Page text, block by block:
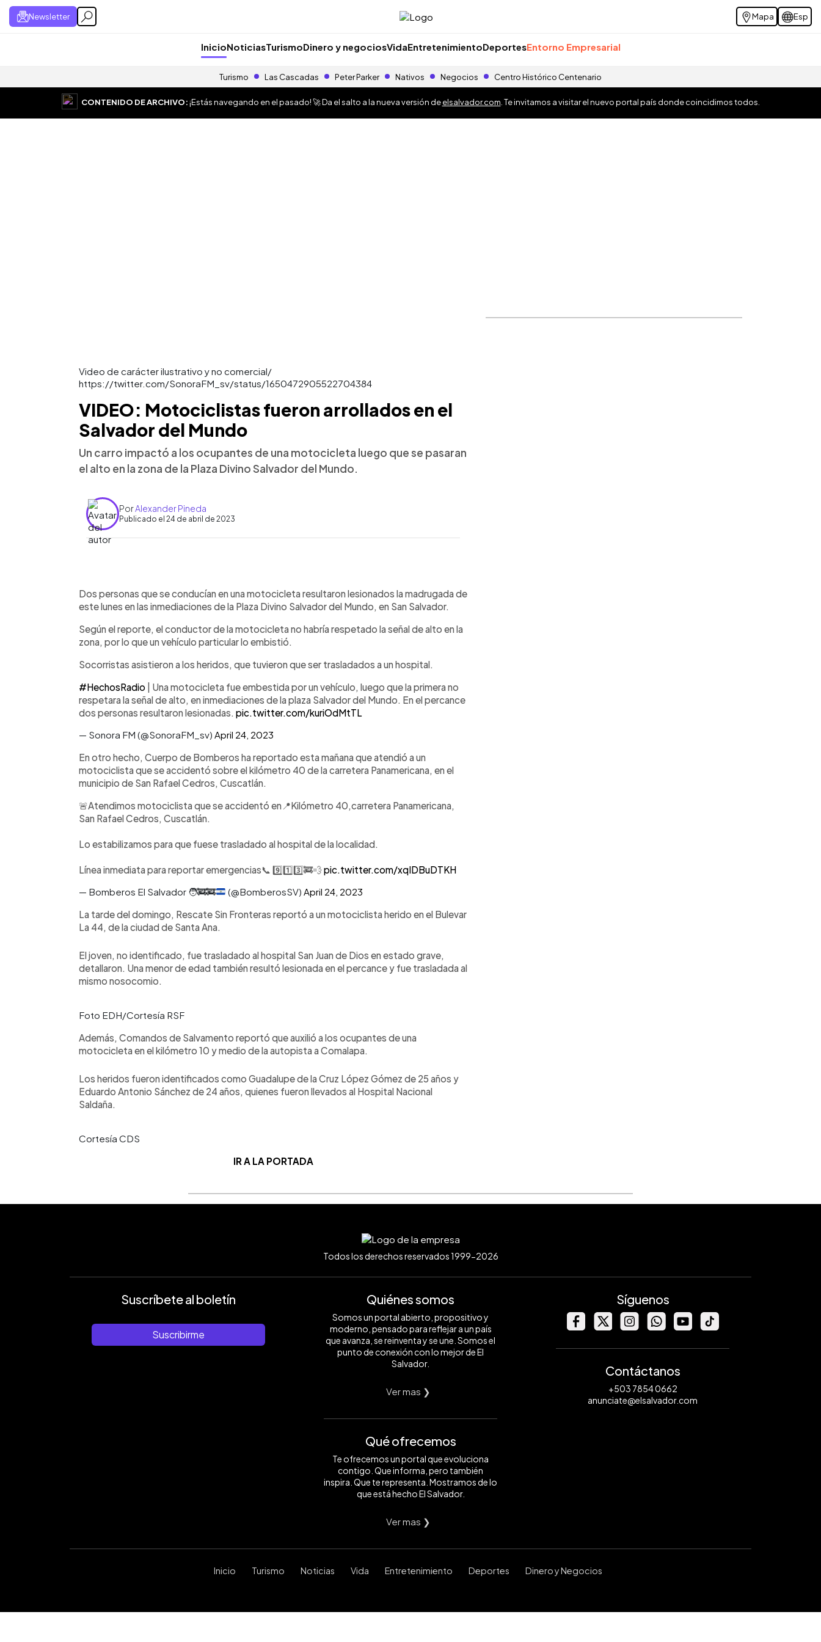
Newsletter Mapa Esp
InicioNoticiasTurismoDinero y negociosVidaEntretenimientoDeportesEntorno Empresarial
Turismo Las Cascadas Peter Parker Nativos Negocios Centro Histórico Centenario
CONTENIDO DE ARCHIVO:¡Estás navegando en el pasado! 🚀 Da el salto a la nueva versión deelsalvador.com . Te invitamos a visitar el nuevo portal país donde coincidimos todos.
Video de carácter ilustrativo y no comercial/
https://twitter.com/SonoraFM_sv/status/1650472905522704384
VIDEO: Motociclistas fueron arrollados en el
Salvador del Mundo
Un carro impactó a los ocupantes de una motocicleta luego que se pasaran
el alto en la zona de la Plaza Divino Salvador del Mundo.
PorAlexander Pineda
Publicado el 24 de abril de 2023
Escuchar artículo
Dos personas que se conducían en una motocicleta resultaron lesionados la madrugada de
este lunes en las inmediaciones de la Plaza Divino Salvador del Mundo, en San Salvador.
Según el reporte, el conductor de la motocicleta no habría respetado la señal de alto en la
zona, por lo que un vehículo particular lo embistió.
Socorristas asistieron a los heridos, que tuvieron que ser trasladados a un hospital.
#HechosRadio | Una motocicleta fue embestida por un vehículo, luego que la primera no
respetara la señal de alto, en inmediaciones de la plaza Salvador del Mundo. En el percance
dos personas resultaron lesionadas. pic.twitter.com/kuriOdMtTL
— Sonora FM (@SonoraFM_sv) April 24, 2023
En otro hecho, Cuerpo de Bomberos ha reportado esta mañana que atendió a un
motociclista que se accidentó sobre el kilómetro 40 de la carretera Panamericana, en el
municipio de San Rafael Cedros, Cuscatlán.
🚨Atendimos motociclista que se accidentó en📍Kilómetro 40,carretera Panamericana,
San Rafael Cedros, Cuscatlán.
Lo estabilizamos para que fuese trasladado al hospital de la localidad.
Línea inmediata para reportar emergencias📞 9️⃣1️⃣3️⃣🚒💨pic.twitter.com/xqIDBuDTKH
— Bomberos El Salvador 🧑‍🚒🚒 (@BomberosSV) April 24, 2023
La tarde del domingo, Rescate Sin Fronteras reportó a un motociclista herido en el Bulevar
La 44, de la ciudad de Santa Ana.
El joven, no identificado, fue trasladado al hospital San Juan de Dios en estado grave,
detallaron. Una menor de edad también resultó lesionada en el percance y fue trasladada al
mismo nosocomio.
Foto EDH/Cortesía RSF
Además, Comandos de Salvamento reportó que auxilió a los ocupantes de una
motocicleta en el kilómetro 10 y medio de la autopista a Comalapa.
Los heridos fueron identificados como Guadalupe de la Cruz López Gómez de 25 años y
Eduardo Antonio Sánchez de 24 años, quienes fueron llevados al Hospital Nacional
Saldaña.
Cortesía CDS
IR A LA PORTADA
Todos los derechos reservados 1999-2026
Suscríbete al boletín
Suscribirme
Quiénes somos
Somos un portal abierto, propositivo y
moderno, pensado para reflejar a un país
que avanza, se reinventa y se une. Somos el
punto de conexión con lo mejor de El
Salvador.
Ver mas ❯
Qué ofrecemos
Te ofrecemos un portal que evoluciona
contigo. Que informa, pero también
inspira. Que te representa. Mostramos de lo
que está hecho El Salvador.
Ver mas ❯
Síguenos
Contáctanos
+503 7854 0662
anunciate@elsalvador.com
Inicio Turismo Noticias Vida Entretenimiento Deportes Dinero y Negocios